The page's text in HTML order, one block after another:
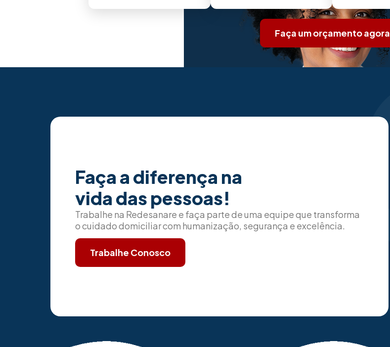
Faça um orçamento agora
Faça a diferença na
vida das pessoas!
Trabalhe na Redesanare e faça parte de uma equipe que transforma
o cuidado domiciliar com humanização, segurança e excelência.
Trabalhe Conosco